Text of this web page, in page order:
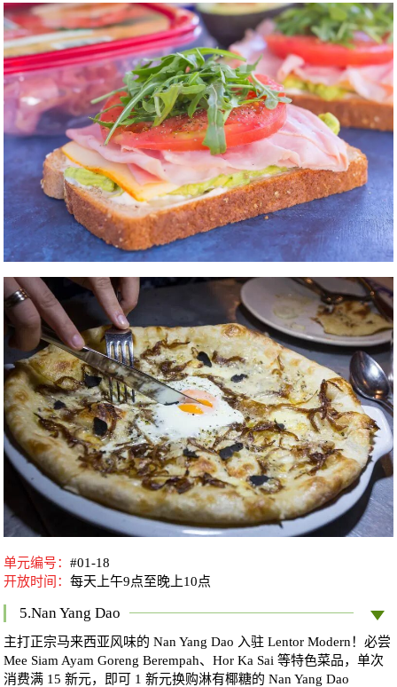
单元编号：#01-18
开放时间：每天上午9点至晚上10点
5.Nan Yang Dao
主打正宗马来西亚风味的 Nan Yang Dao 入驻 Lentor Modern！必尝
Mee Siam Ayam Goreng Berempah、Hor Ka Sai 等特色菜品，单次
消费满 15 新元，即可 1 新元换购淋有椰糖的 Nan Yang Dao